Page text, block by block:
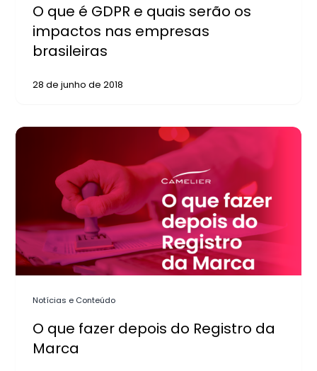
O que é GDPR e quais serão os
impactos nas empresas
brasileiras
28 de junho de 2018
Notícias e Conteúdo
O que fazer depois do Registro da
Marca